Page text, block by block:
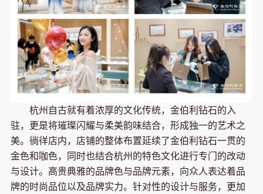
杭州自古就有着浓厚的文化传统，金伯利钻石的入
驻，更是将璀璨闪耀与柔美韵味结合，形成独一的艺术之
美。徜徉店内，店铺的整体布置延续了金伯利钻石一贯的
金色和咖色，同时也结合杭州的特色文化进行专门的改动
与设计。高贵典雅的品牌色与品牌元素，向众人表达着品
牌的时尚品位以及品牌实力。针对性的设计与服务，更加